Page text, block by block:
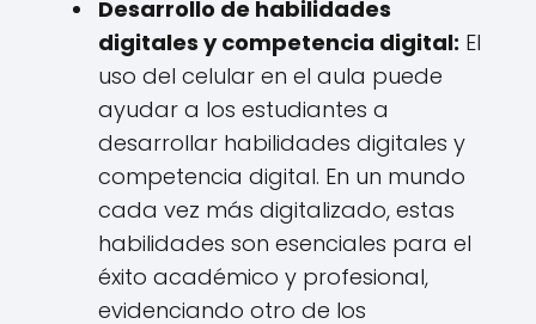
Desarrollo de habilidades
digitales y competencia digital: El
uso del celular en el aula puede
ayudar a los estudiantes a
desarrollar habilidades digitales y
competencia digital. En un mundo
cada vez más digitalizado, estas
habilidades son esenciales para el
éxito académico y profesional,
evidenciando otro de los